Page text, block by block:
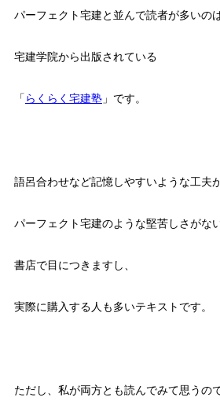
パーフェクト宅建と並んで読者が多いの
宅建学院から出版されている
「 らくらく宅建塾」です。
語呂合わせなど記憶しやすいような工夫
パーフェクト宅建のような堅苦しさがな
書店で目につきますし、
実際に購入する人も多いテキストです。
ただし、私が両方とも読んでみて思うの